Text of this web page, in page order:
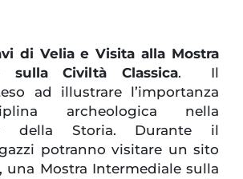
di Velia e Visita alla Mostra
sulla Civiltà Classica. Il
ad illustrare l’importanza
archeologica nella
della Storia. Durante il
potranno visitare un sito
una Mostra Intermediale sulla